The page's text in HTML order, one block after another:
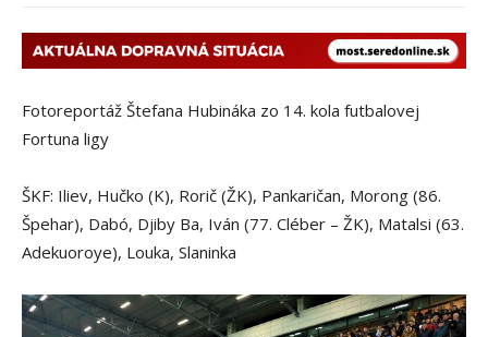
Fotoreportáž Štefana Hubináka zo 14. kola futbalovej
Fortuna ligy
ŠKF: Iliev, Hučko (K), Rorič (ŽK), Pankaričan, Morong (86.
Špehar), Dabó, Djiby Ba, Iván (77. Cléber – ŽK), Matalsi (63.
Adekuoroye), Louka, Slaninka